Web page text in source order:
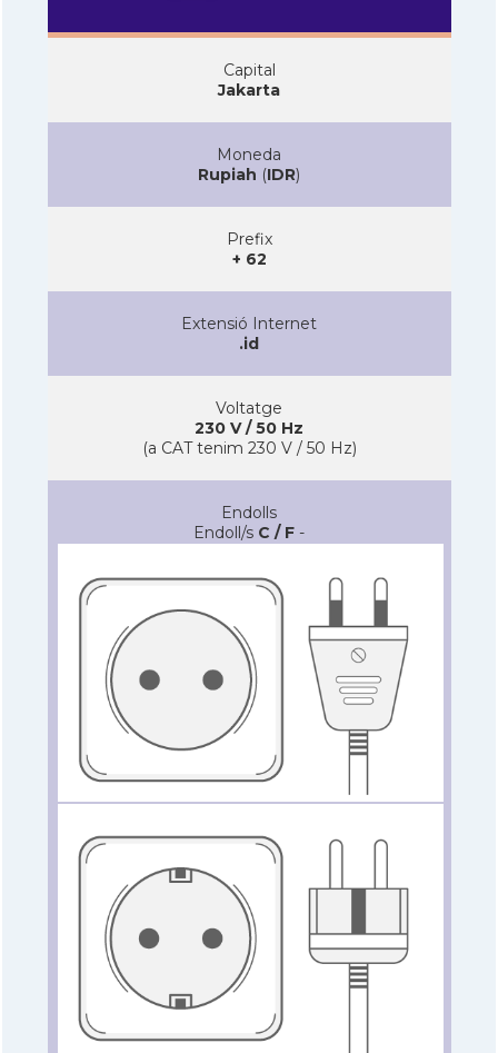
Capital
Jakarta
Moneda
Rupiah (IDR)
Prefix
+ 62
Extensió Internet
.id
Voltatge
230 V / 50 Hz
(a CAT tenim 230 V / 50 Hz)
Endolls
Endoll/s C / F -